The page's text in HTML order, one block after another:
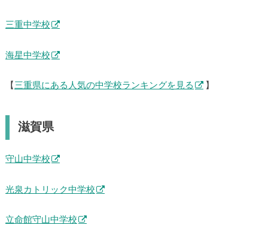
三重中学校
海星中学校
【 三重県にある人気の中学校ランキングを見る 】
滋賀県
守山中学校
光泉カトリック中学校
立命館守山中学校